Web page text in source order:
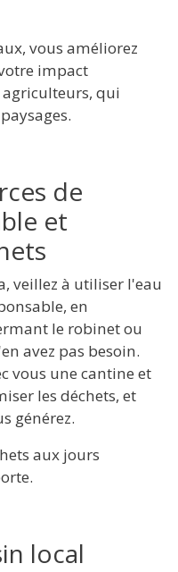
vous améliorez
impact
qui
de
et
veillez à utiliser l'eau
en
le robinet ou
avez pas besoin.
vous une cantine et
les déchets, et
générez.
aux jours
local